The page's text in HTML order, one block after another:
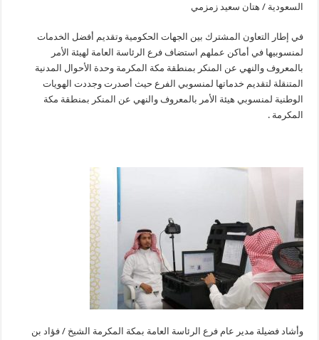
بالمعروف
الوحدة
مغلقة
السعودية / هتان سعيد زمزمي
في إطار التعاون المشترك بين الجهات الحكومية وتقديم أفضل الخدمات
لمنسوبيها في أماكن عملهم استضاف فرع الرئاسة العامة لهيئة الأمر
بالمعروف والنهي عن المنكر بمنطقة مكة المكرمة وحدة الأحوال المدنية
المتنقلة لتقديم خدماتها لمنسوبي الفرع حيث أصدرت وجددت الهويات
الوطنية لمنسوبي هيئة الأمر بالمعروف والنهي عن المنكر بمنطقة مكة
المكرمة .
وأشاد فضيلة مدير عام فرع الرئاسة العامة بمكة المكرمة الشيخ / فؤاد بن